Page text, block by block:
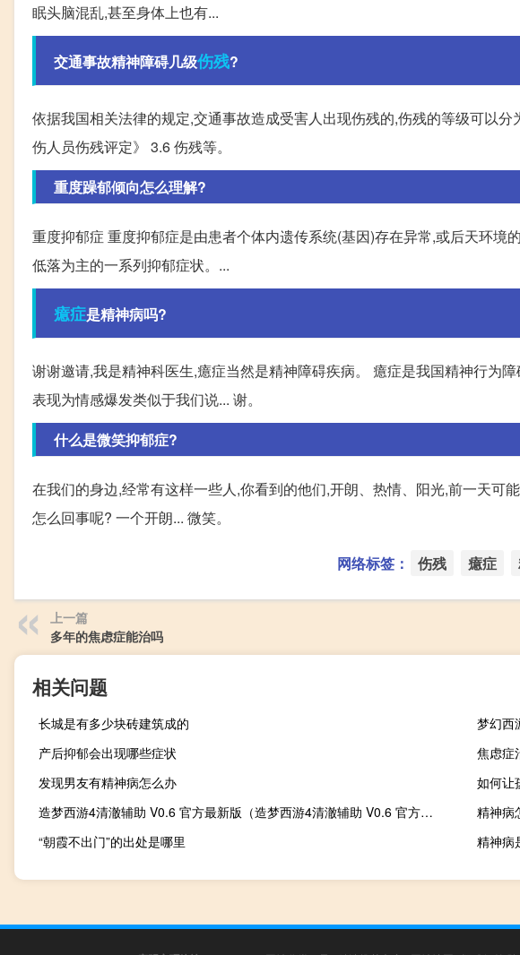
眠头脑混乱,甚至身体上也有...
交通事故精神障碍几级伤残?
依据我国相关法律的规定,交通事故造成受害人出现伤残的,伤残的等级可以
伤人员伤残评定》 3.6 伤残等。
重度躁郁倾向怎么理解?
重度抑郁症 重度抑郁症是由患者个体内遗传系统(基因)存在异常,或后天环
低落为主的一系列抑郁症状。...
癔症是精神病吗?
谢谢邀请,我是精神科医生,癔症当然是精神障碍疾病。 癔症是我国精神行为
表现为情感爆发类似于我们说... 谢。
什么是微笑抑郁症?
在我们的身边,经常有这样一些人,你看到的他们,开朗、热情、阳光,前一天可
怎么回事呢? 一个开朗... 微笑。
网络标签： 伤残 癔症
上一篇
多年的焦虑症能治吗
相关问题
长城是有多少块砖建筑成的
梦幻西
产后抑郁会出现哪些症状
焦虑症
发现男友有精神病怎么办
如何让
造梦西游4清澈辅助 V0.6 官方最新版（造梦西游4清澈辅助 V0.6 官方最新版功能简介）
精神病
“朝霞不出门”的出处是哪里
精神病